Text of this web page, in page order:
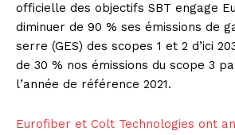
officielle des objectifs SBT engage
diminuer de 90 % ses émissions de
serre (GES) des scopes 1 et 2 d’ici
de 30 % nos émissions du scope 3
l’année de référence 2021.
Eurofiber et Colt Technologies ont